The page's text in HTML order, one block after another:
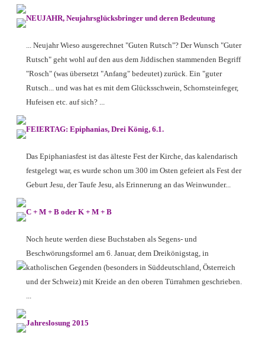
NEUJAHR, Neujahrsglücksbringer und deren Bedeutung
... Neujahr Wieso ausgerechnet "Guten Rutsch"? Der Wunsch "Guter
Rutsch" geht wohl auf den aus dem Jiddischen stammenden Begriff
"Rosch" (was übersetzt "Anfang" bedeutet) zurück. Ein "guter
Rutsch... und was hat es mit dem Glücksschwein, Schornsteinfeger,
Hufeisen etc. auf sich? ...
FEIERTAG: Epiphanias, Drei König, 6.1.
Das Epiphaniasfest ist das älteste Fest der Kirche, das kalendarisch
festgelegt war, es wurde schon um 300 im Osten gefeiert als Fest der
Geburt Jesu, der Taufe Jesu, als Erinnerung an das Weinwunder...
C + M + B oder K + M + B
Noch heute werden diese Buchstaben als Segens- und
Beschwörungsformel am 6. Januar, dem Dreikönigstag, in
katholischen Gegenden (besonders in Süddeutschland, Österreich
und der Schweiz) mit Kreide an den oberen Türrahmen geschrieben.
...
Jahreslosung 2015